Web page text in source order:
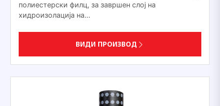
полиестерски филц, за завршен слој на
хидроизолација на…
ВИДИ ПРОИЗВОД